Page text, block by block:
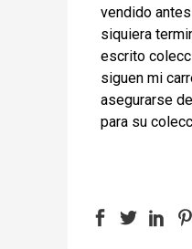
vendido
siquiera
escrito
siguen mi
asegurarse
para su